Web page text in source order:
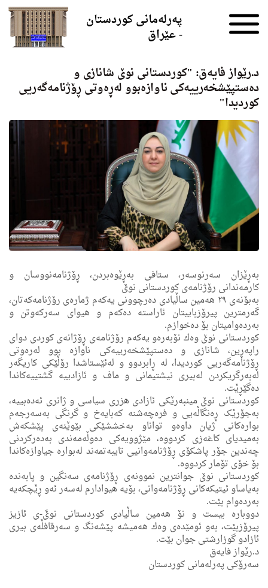
پەرلەمانی کوردستان
- عێراق
د.رێواز فایه‌ق: "كوردستانی نوێ شانازی و
دەستپێشخەرییەكی ناوازەبوو لەڕەوتی ڕۆژنامەگەریی
كوردیدا"
بەڕێزان سەرنوسەر، ستافى به‌ڕێوه‌بردن، ڕۆژنامەنووسان و
كارمەندانی رۆژنامەی كوردستانی نوێ
‏‎بەبۆنەی ٢٩ هه‌مین ساڵیادی دەرچوونی یەكەم ژمارەی رۆژنامەكەتان،
گەرمترین پیرۆزباییتان ئاراستە دەكەم و هیوای سه‌ركه‌وتن و
به‌رده‌وامیتان بۆ ده‌خوازم.
‏‎كوردستانی نوێ وه‌ك نۆبەرەو یەكەم رۆژنامەی ڕۆژانه‌ی كوردی دوای
راپەڕین، شانازی و دەستپێشخەرییەكی ناوازە بوو لەرەوتی
ڕۆژنامەگەریی كوردیدا، لە ڕابردوو و لەئێستاشدا رۆڵێکی کاریگەر
لەبەرگریكردن لەبیری نیشتیمانی و ماف و ئازادییە گشتییەکاندا
دەگێڕێت.
کوردستانی نوێ مینبەرێکی ئازادی هزری سیاسی و ژانری ئەدەبییە،
بەجۆرێک ڕەنگاڵەیی و فرەچەشنە کەبایەخ و گرنگی بەسەرجەم
بوارەکانی ژیان داوەو تواناو بەخششێکی بێوێنەی پێشکەش
بەمیدیای کاغەزی کردووە، مێژوویەکی دەوڵەمەندی بەدەرکردنی
چەندین جۆر پاشکۆی ڕۆژنامەوانیی تایبەتمەند لەبوارە جیاوازەکاندا
بۆ خۆی تۆمار کردووە.
کوردستانی نوێ جوانترین نموونەی ڕۆژنامەی سەنگین و پابەندە
بەیاساو ئیتیکەکانی ڕۆژنامەوانی، بۆیە هیوادارم لەسەر ئەو ڕێچکەیە
بەردەوام بێت.
‏‎دووبارە بیست و نۆ هه‌مین ساڵیادی كوردستانی نوێَ-ى ئازیز
پیرۆزبێت، بەو ئومێدەی وەك هەمیشە پێشەنگ و سەرقافڵەی بیری
ئازادو گوزارشتی جوان بێت.